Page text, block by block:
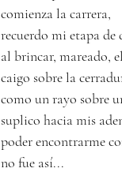
comienza la carrera,
recuerdo mi etapa de
al brincar, mareado,
caigo sobre la
como un rayo sobre
suplico hacia mis
poder encontrarme
no fue así...